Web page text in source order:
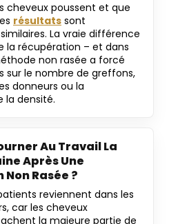
cheveux poussent et que
résultats sont
La vraie différence
la récupération – et dans
non rasée a forcé
sur le nombre de greffons,
donneurs ou la
la densité.
Au Travail La
Après Une
Rasée ?
reviennent dans les
car les cheveux
la majeure partie de